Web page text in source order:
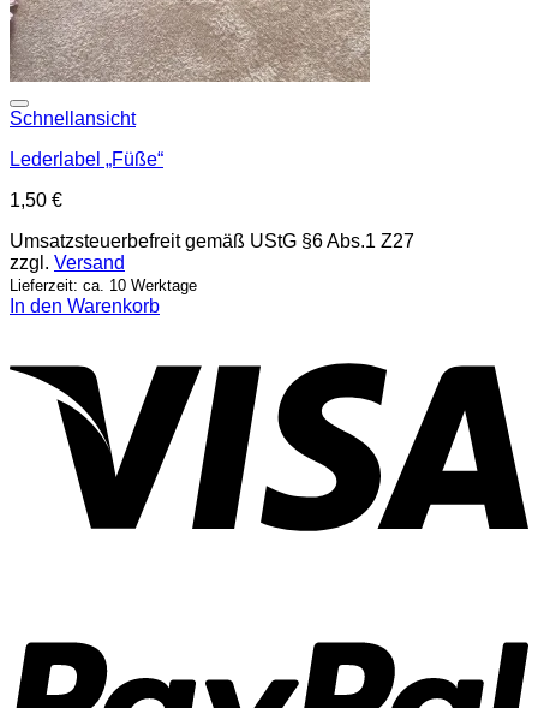
Schnellansicht
Lederlabel „Füße“
1,50 €
Umsatzsteuerbefreit gemäß UStG §6 Abs.1 Z27
zzgl. Versand
Lieferzeit: ca. 10 Werktage
In den Warenkorb